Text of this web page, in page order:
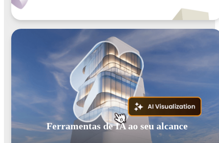
Ferramentas de IA ao seu alcance